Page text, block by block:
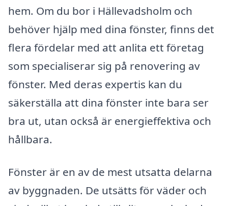
hem. Om du bor i Hällevadsholm och
behöver hjälp med dina fönster, finns det
flera fördelar med att anlita ett företag
som specialiserar sig på renovering av
fönster. Med deras expertis kan du
säkerställa att dina fönster inte bara ser
bra ut, utan också är energieffektiva och
hållbara.
Fönster är en av de mest utsatta delarna
av byggnaden. De utsätts för väder och